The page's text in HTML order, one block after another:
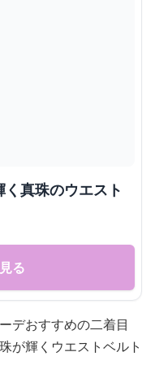
真珠のウエスト
る
デおすすめの二着目
が輝くウエストベルト